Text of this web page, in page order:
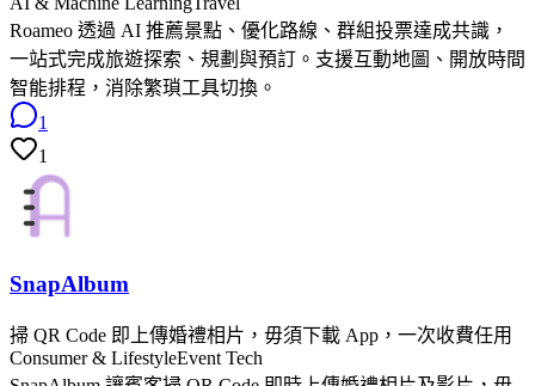
Roameo 透過 AI 推薦景點、優化路線、群組投票達成共識，
一站式完成旅遊探索、規劃與預訂。支援互動地圖、開放時間
智能排程，消除繁瑣工具切換。
1
1
SnapAlbum
掃 QR Code 即上傳婚禮相片，毋須下載 App，一次收費任用
Consumer & LifestyleEvent Tech